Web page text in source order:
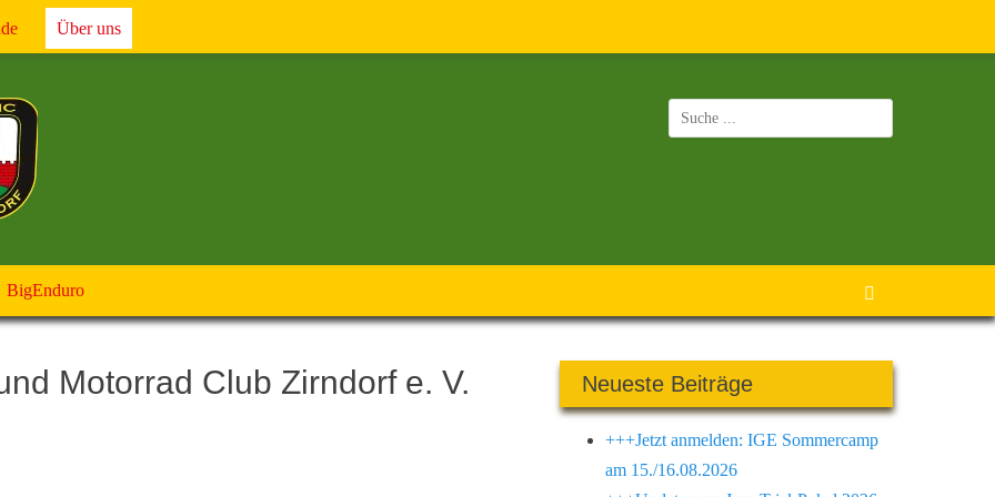
Über uns
Suchen
nach:
BigEnduro
Motorrad Club Zirndorf e. V.
Neueste Beiträge
+++Jetzt anmelden: IGE Sommercamp
am 15./16.08.2026